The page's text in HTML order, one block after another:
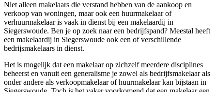
Niet alleen makelaars die verstand hebben van de aankoop en
verkoop van woningen, maar ook een huurmakelaar of
verhuurmakelaar is vaak in dienst bij een makelaardij in
Siegerswoude. Ben je op zoek naar een bedrijfspand? Meestal heeft
een makelaardij in Siegerswoude ook een of verschillende
bedrijsmakelaars in dienst.
Het is mogelijk dat een makelaar op zichzelf meerdere disciplines
beheerst en vanuit een generalisme je zowel als bedrijfsmakelaar als
onder andere als verkoopmakelaar of huurmakelaar kan bijstaan in